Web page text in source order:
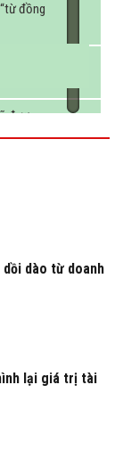
đồng
tỷ lít
được
dồi dào từ doanh
lại giá trị tài